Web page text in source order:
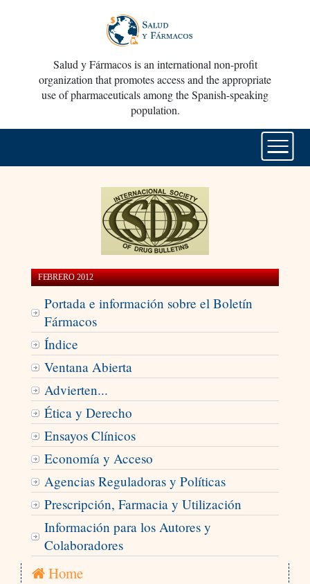
Salud y Fármacos is an international non-profit
organization that promotes access and the appropriate
use of pharmaceuticals among the Spanish-speaking
population.
FEBRERO 2012
Portada e información sobre el Boletín
Fármacos
Índice
Ventana Abierta
Advierten...
Ética y Derecho
Ensayos Clínicos
Economía y Acceso
Agencias Reguladoras y Políticas
Prescripción, Farmacia y Utilización
Información para los Autores y
Colaboradores
Home